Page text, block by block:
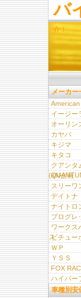
バ
介！
メーカー
イージー
オーリン
カヤバ
キジマ
キタコ
クアンタ
KN企画
スリーワ
デイトナ
ナイトロ
プログレ
ワークス
ス
ビチュー
ＷＰ
ＹＳＳ
FOX
ハイパー
車種別安